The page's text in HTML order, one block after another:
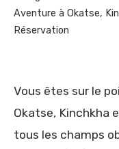
Aventure à Okatse,
Réservation
Vous êtes sur le
Okatse, Kinchkha
tous les champs